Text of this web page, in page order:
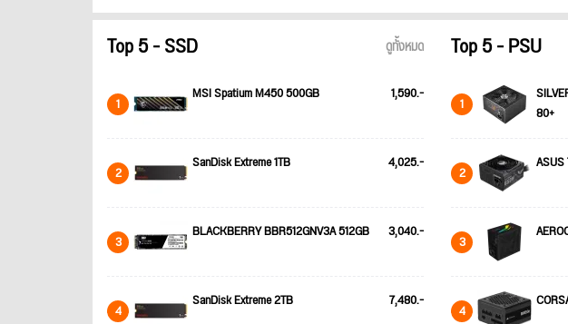
Top 5 - SSD ดูทั้งหมด
1 MSI Spatium M450 500GB 1,590.-
2 SanDisk Extreme 1TB 4,025.-
3 BLACKBERRY BBR512GNV3A 512GB 3,040.-
4 SanDisk Extreme 2TB 7,480.-
Top 5 - PSU
1
80+
2
3
4